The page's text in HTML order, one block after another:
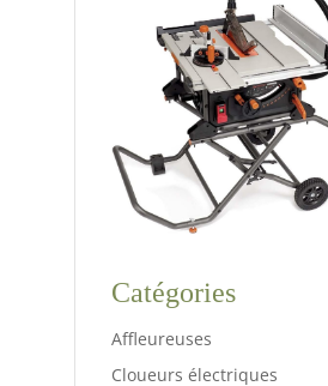
Catégories
Affleureuses
Cloueurs électriques